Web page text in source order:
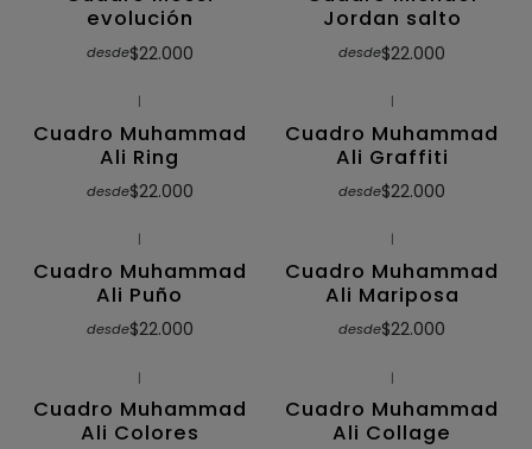
evolución
desde$22.000
Jordan salto
desde$22.000
|
Cuadro Muhammad
Ali Ring
desde$22.000
|
Cuadro Muhammad
Ali Graffiti
desde$22.000
|
Cuadro Muhammad
Ali Puño
desde$22.000
|
Cuadro Muhammad
Ali Mariposa
desde$22.000
|
Cuadro Muhammad
Ali Colores
|
Cuadro Muhammad
Ali Collage